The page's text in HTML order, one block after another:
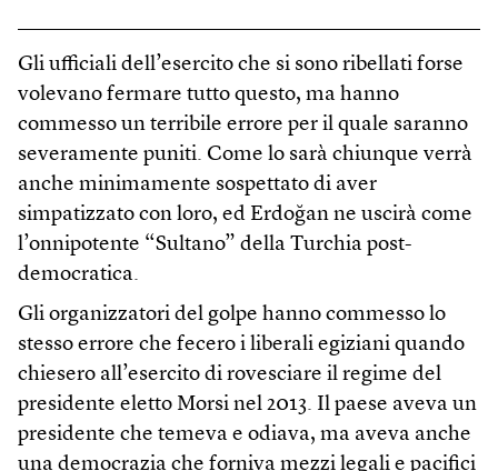
Gli ufficiali dell’esercito che si sono ribellati forse
volevano fermare tutto questo, ma hanno
commesso un terribile errore per il quale saranno
severamente puniti. Come lo sarà chiunque verrà
anche minimamente sospettato di aver
simpatizzato con loro, ed Erdoğan ne uscirà come
l’onnipotente “Sultano” della Turchia post-
democratica.
Gli organizzatori del golpe hanno commesso lo
stesso errore che fecero i liberali egiziani quando
chiesero all’esercito di rovesciare il regime del
presidente eletto Morsi nel 2013. Il paese aveva un
presidente che temeva e odiava, ma aveva anche
una democrazia che forniva mezzi legali e pacifici